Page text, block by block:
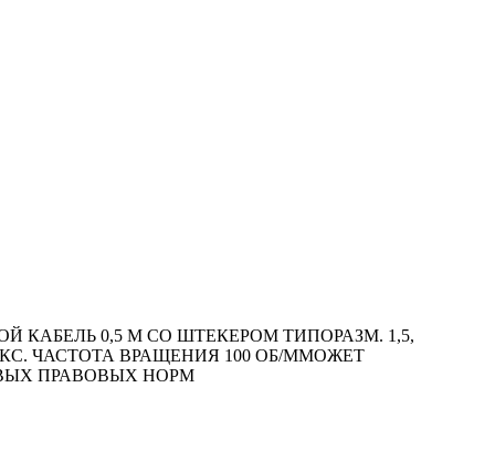
КАБЕЛЬ 0,5 М СО ШТЕКЕРОМ ТИПОРАЗМ. 1,5,
ЧАСТОТА ВРАЩЕНИЯ 100 ОБ/MМОЖЕТ
ПРАВОВЫХ НОРМ